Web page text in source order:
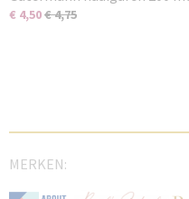
€ 4,50€ 4,75
MERKEN: